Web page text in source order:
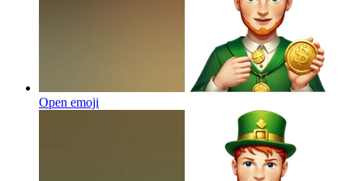
Open emoji